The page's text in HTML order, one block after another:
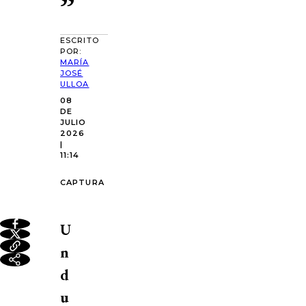
ESCRITO
POR:
MARÍA
JOSÉ
ULLOA
08
DE
JULIO
2026
|
11:14
CAPTURA
U
n
d
u